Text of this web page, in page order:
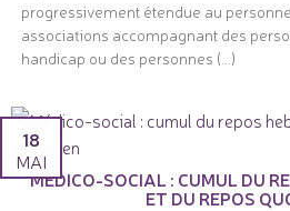
progressivement étendue au
associations accompagnant des
handicap ou des personnes (...)
MÉDICO-SOCIAL : CUMUL DU
ET DU REPOS
18
MAI